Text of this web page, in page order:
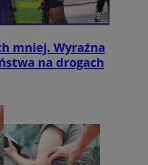
mniej. Wyraźna
na drogach